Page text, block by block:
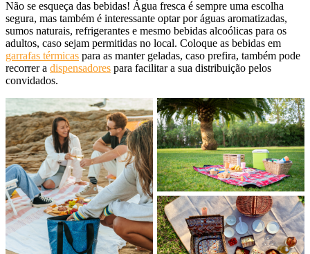
Não se esqueça das bebidas! Água fresca é sempre uma escolha
segura, mas também é interessante optar por águas aromatizadas,
sumos naturais, refrigerantes e mesmo bebidas alcoólicas para os
adultos, caso sejam permitidas no local. Coloque as bebidas em
garrafas térmicas para as manter geladas, caso prefira, também pode
recorrer a dispensadores para facilitar a sua distribuição pelos
convidados.